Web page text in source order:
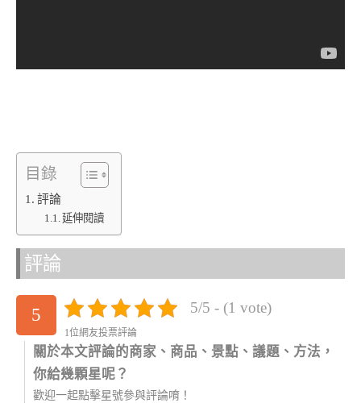
目錄
評論
延伸閱讀
評論
5 5/5 - (1 vote)
1位網友投票評論
關於本文評論的商家、商品、景點、議題、方法，
你給幾顆星呢？
歡迎一起點擊星號參與評論唷！